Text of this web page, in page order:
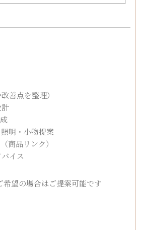
善点を整理）
明・小物提案
商品リンク）
イス
望の場合はご提案可能です